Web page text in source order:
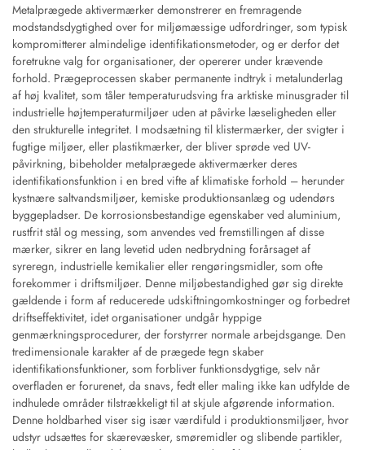
Metalprægede aktivermærker demonstrerer en fremragende
modstandsdygtighed over for miljømæssige udfordringer, som typisk
kompromitterer almindelige identifikationsmetoder, og er derfor det
foretrukne valg for organisationer, der opererer under krævende
forhold. Prægeprocessen skaber permanente indtryk i metalunderlag
af høj kvalitet, som tåler temperaturudsving fra arktiske minusgrader til
industrielle højtemperaturmiljøer uden at påvirke læseligheden eller
den strukturelle integritet. I modsætning til klistermærker, der svigter i
fugtige miljøer, eller plastikmærker, der bliver sprøde ved UV-
påvirkning, bibeholder metalprægede aktivermærker deres
identifikationsfunktion i en bred vifte af klimatiske forhold – herunder
kystnære saltvandsmiljøer, kemiske produktionsanlæg og udendørs
byggepladser. De korrosionsbestandige egenskaber ved aluminium,
rustfrit stål og messing, som anvendes ved fremstillingen af disse
mærker, sikrer en lang levetid uden nedbrydning forårsaget af
syreregn, industrielle kemikalier eller rengøringsmidler, som ofte
forekommer i driftsmiljøer. Denne miljøbestandighed gør sig direkte
gældende i form af reducerede udskiftningomkostninger og forbedret
driftseffektivitet, idet organisationer undgår hyppige
genmærkningsprocedurer, der forstyrrer normale arbejdsgange. Den
tredimensionale karakter af de prægede tegn skaber
identifikationsfunktioner, som forbliver funktionsdygtige, selv når
overfladen er forurenet, da snavs, fedt eller maling ikke kan udfylde de
indhulede områder tilstrækkeligt til at skjule afgørende information.
Denne holdbarhed viser sig især værdifuld i produktionsmiljøer, hvor
udstyr udsættes for skærevæsker, smøremidler og slibende partikler,